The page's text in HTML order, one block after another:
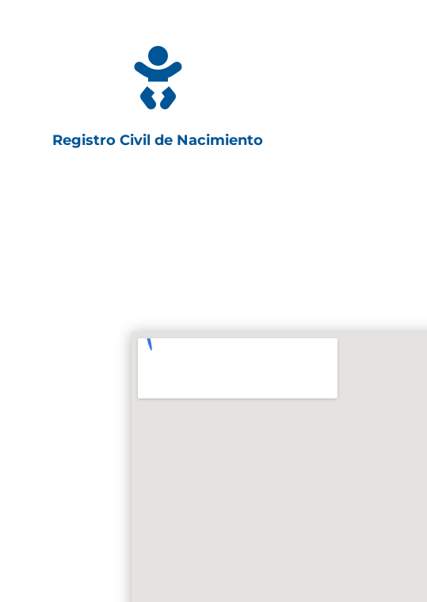

Registro Civil de Nacimiento